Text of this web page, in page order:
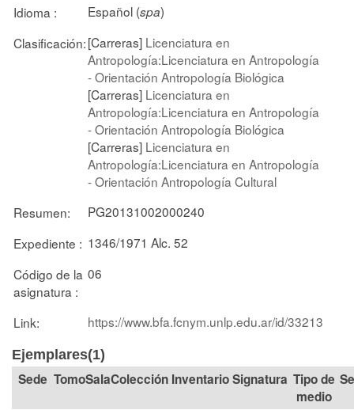
Idioma : Español (spa)
Clasificación:[Carreras] Licenciatura en
Antropología:Licenciatura en Antropología
- Orientación Antropología Biológica
[Carreras] Licenciatura en
Antropología:Licenciatura en Antropología
- Orientación Antropología Biológica
[Carreras] Licenciatura en
Antropología:Licenciatura en Antropología
- Orientación Antropología Cultural
Resumen:
PG20131002000240
Expediente : 1346/1971 Alc. 52
Código de la
asignatura :
06
Link: https://www.bfa.fcnym.unlp.edu.ar/id/33213
Ejemplares(1)
TomoSalaColección Signatura Tipo de
medio